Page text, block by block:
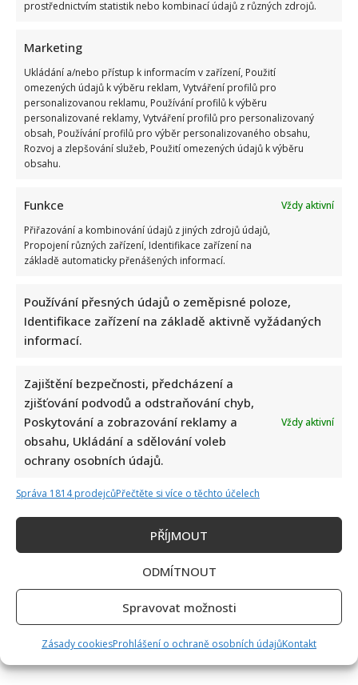
prostřednictvím statistik nebo kombinací údajů z různých zdrojů.
Marketing
Ukládání a/nebo přístup k informacím v zařízení, Použití
omezených údajů k výběru reklam, Vytváření profilů pro
personalizovanou reklamu, Používání profilů k výběru
personalizované reklamy, Vytváření profilů pro personalizovaný
obsah, Používání profilů pro výběr personalizovaného obsahu,
Rozvoj a zlepšování služeb, Použití omezených údajů k výběru
obsahu.
Funkce
Vždy aktivní
Přiřazování a kombinování údajů z jiných zdrojů údajů,
Propojení různých zařízení, Identifikace zařízení na
základě automaticky přenášených informací.
Používání přesných údajů o zeměpisné poloze,
Identifikace zařízení na základě aktivně vyžádaných
informací.
Zajištění bezpečnosti, předcházení a
zjišťování podvodů a odstraňování chyb,
Poskytování a zobrazování reklamy a
obsahu, Ukládání a sdělování voleb
ochrany osobních údajů.
Vždy aktivní
Správa 1814 prodejcůPřečtěte si více o těchto účelech
PŘÍJMOUT
ODMÍTNOUT
Spravovat možnosti
Zásady cookiesProhlášení o ochraně osobních údajůKontakt
Jak bydlí Jan Bendig: Domov známého zpěváka nepůsobí
nijak přepychově, zaujme spíše svou osobností
Ondřej Sokol utekl před českými vedry do Skotska. S dětmi
Retro kvíz o socialistických dobrotách: Starší ročníky si
budou pamatovat 10/10
Alena Schillerová terčem Víta Rakušana: Politici vedou
ohledně obžaloby Pavla Blažka vášnivé diskuze